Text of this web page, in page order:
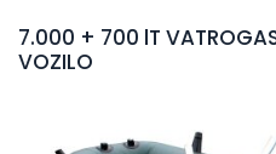
7.000 + 700 lT
VOZILO